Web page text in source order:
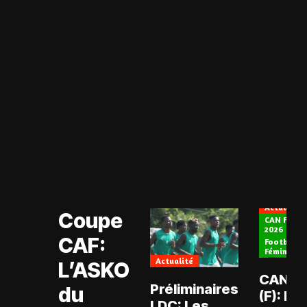
Coupe
CAF:
L’ASKO
du
Actualité
Préliminaires
Actualité
CAN
2026
Football
Féminin
CAN
(F):